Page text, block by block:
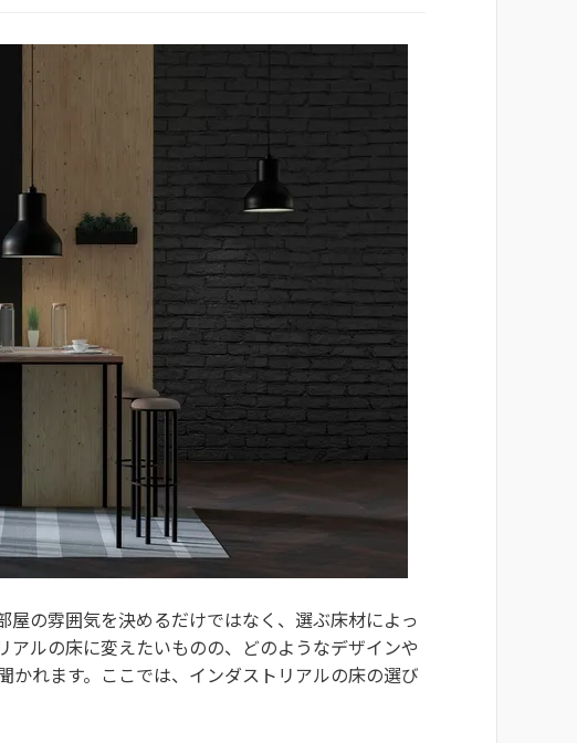
の雰囲気を決めるだけではなく、選ぶ床材によっ
ルの床に変えたいものの、どのようなデザインや
れます。ここでは、インダストリアルの床の選び